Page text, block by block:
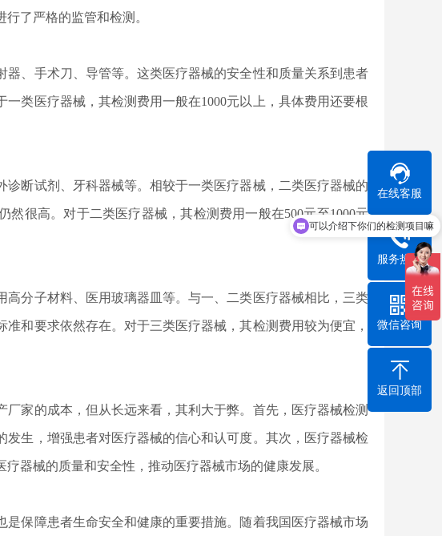
了严格的监管和检测。
、手术刀、导管等。这类医疗器械的安全性和质量关系到患者
类医疗器械，其检测费用一般在1000元以上，具体费用还要根
断试剂、牙科器械等。相较于一类医疗器械，二类医疗器械的
很高。对于二类医疗器械，其检测费用一般在500元至1000元
分子材料、医用玻璃器皿等。与一、二类医疗器械相比，三类
和要求依然存在。对于三类医疗器械，其检测费用较为便宜，
家的成本，但从长远来看，其利大于弊。首先，医疗器械检测
生，增强患者对医疗器械的信心和认可度。其次，医疗器械检
器械的质量和安全性，推动医疗器械市场的健康发展。
保障患者生命安全和健康的重要措施。随着我国医疗器械市场
在线客服
服务热线
微信咨询
返回顶部
你们能做哪项测试
可以介绍下你们的检测项目嘛